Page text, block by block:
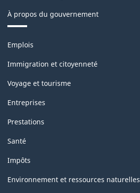
À propos du gouvernement
Thèmes
sujets
Emplois
Immigration et citoyenneté
Voyage et tourisme
Entreprises
Prestations
Santé
Impôts
Environnement et ressources naturelles